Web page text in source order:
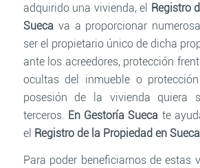
adquirido una vivienda, el Registro
Sueca va a proporcionar
ser el propietario único de dicha
ante los acreedores, protección
ocultas del inmueble o
posesión de la vivienda quiera
terceros. En Gestoría Sueca te
el Registro de la Propiedad en
Para poder beneficiarnos de estas